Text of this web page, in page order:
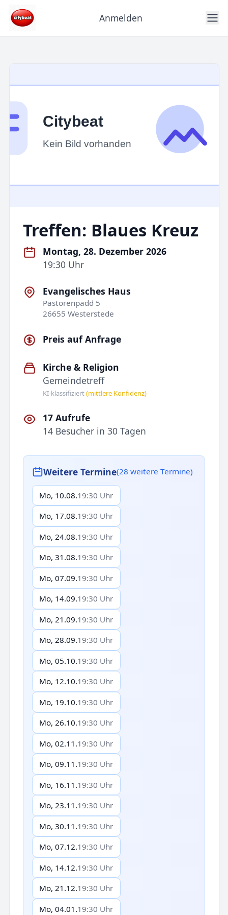
Anmelden
Treffen: Blaues Kreuz
Montag, 28. Dezember 2026
19:30 Uhr
Evangelisches Haus
Pastorenpadd 5
26655 Westerstede
Preis auf Anfrage
Kirche & Religion
Gemeindetreff
KI-klassifiziert(mittlere Konfidenz)
17 Aufrufe
14 Besucher in 30 Tagen
Weitere Termine(28 weitere Termine)
Mo, 10.08.19:30 Uhr
Mo, 17.08.19:30 Uhr
Mo, 24.08.19:30 Uhr
Mo, 31.08.19:30 Uhr
Mo, 07.09.19:30 Uhr
Mo, 14.09.19:30 Uhr
Mo, 21.09.19:30 Uhr
Mo, 28.09.19:30 Uhr
Mo, 05.10.19:30 Uhr
Mo, 12.10.19:30 Uhr
Mo, 19.10.19:30 Uhr
Mo, 26.10.19:30 Uhr
Mo, 02.11.19:30 Uhr
Mo, 09.11.19:30 Uhr
Mo, 16.11.19:30 Uhr
Mo, 23.11.19:30 Uhr
Mo, 30.11.19:30 Uhr
Mo, 07.12.19:30 Uhr
Mo, 14.12.19:30 Uhr
Mo, 21.12.19:30 Uhr
Mo, 04.01.19:30 Uhr